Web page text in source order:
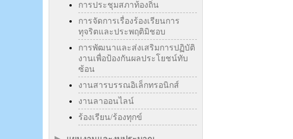
การประชุมสภาท้องถิ่น
การจัดการเรื่องร้องเรียนการ
ทุจริตและประพฤติมิชอบ
การพัฒนาและส่งเสริมการปฏิบัติ
งานเพื่อป้องกันผลประโยชน์ทับ
ซ้อน
งานสารบรรณอิเล็กทรอนิกส์
งานลาออนไลน์
ร้องเรียน/ร้องทุกข์